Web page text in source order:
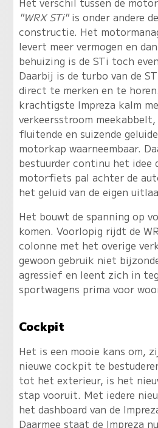
"WRX STi"is onder andere
constructie. Het
levert meer vermogen en
behuizing is de STi toch
Daarbij is de turbo van de
direct te merken en te
krachtigste Impreza kalm
verkeersstroom
fluitende en suizende
motorkap waarneembaar.
bestuurder continu het idee
motorfiets pal achter de
het geluid van de eigen
Het bouwt de spanning op
komen. Voorlopig rijdt de
colonne met het overige
gewoon gebruik niet
agressief en leent zich in
sportwagens prima voor
Cockpit
Het is een mooie kans om,
nieuwe cockpit te
tot het exterieur, is het
stap vooruit. Met iedere
het dashboard van de
Daarmee staat de Impreza